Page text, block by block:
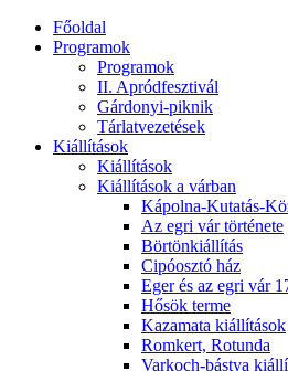
Főoldal
Programok
Programok
II. Apródfesztivál
Gárdonyi-piknik
Tárlatvezetések
Kiállítások
Kiállítások
Kiállítások a várban
Kápolna-Kutatás-
Az egri vár története
Börtönkiállítás
Cipóosztó ház
Eger és az egri vár
Hősök terme
Kazamata kiállítások
Romkert, Rotunda
Varkoch-bástya